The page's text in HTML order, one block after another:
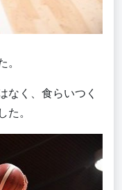
。
なく、食らいつく
た。